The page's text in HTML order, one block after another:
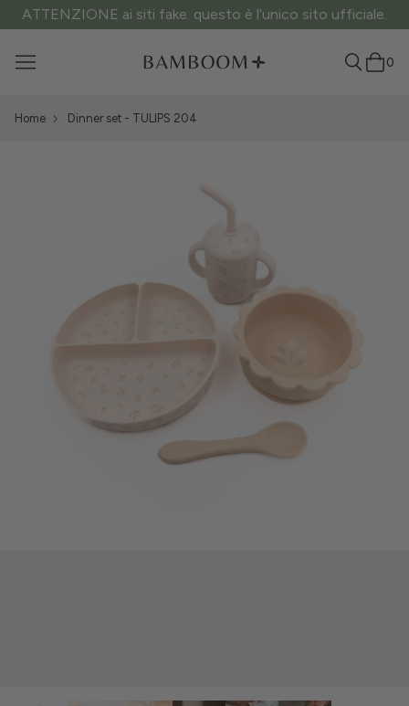
ATTENZIONE ai siti fake: questo è l’unico sito ufficiale.
0
Home Dinner set - TULIPS 204